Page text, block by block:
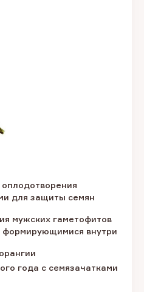
для защиты семян
мужских гаметофитов
формирующимися внутри
года с семязачатками